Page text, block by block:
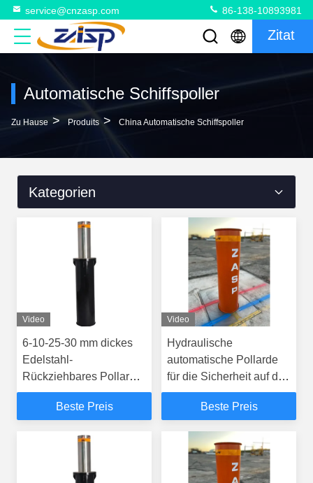
service@cnzasp.com 86-138-10893981
Zitat
Automatische Schiffspoller
Zu Hause > Produits > China Automatische Schiffspoller
Kategorien
Video
6-10-25-30 mm dickes
Edelstahl-
Rückziehbares Pollard
für schnelle
Verschiffungen
Beste Preis
Video
Hydraulische
automatische Pollarde
für die Sicherheit auf der
Straße
Beste Preis